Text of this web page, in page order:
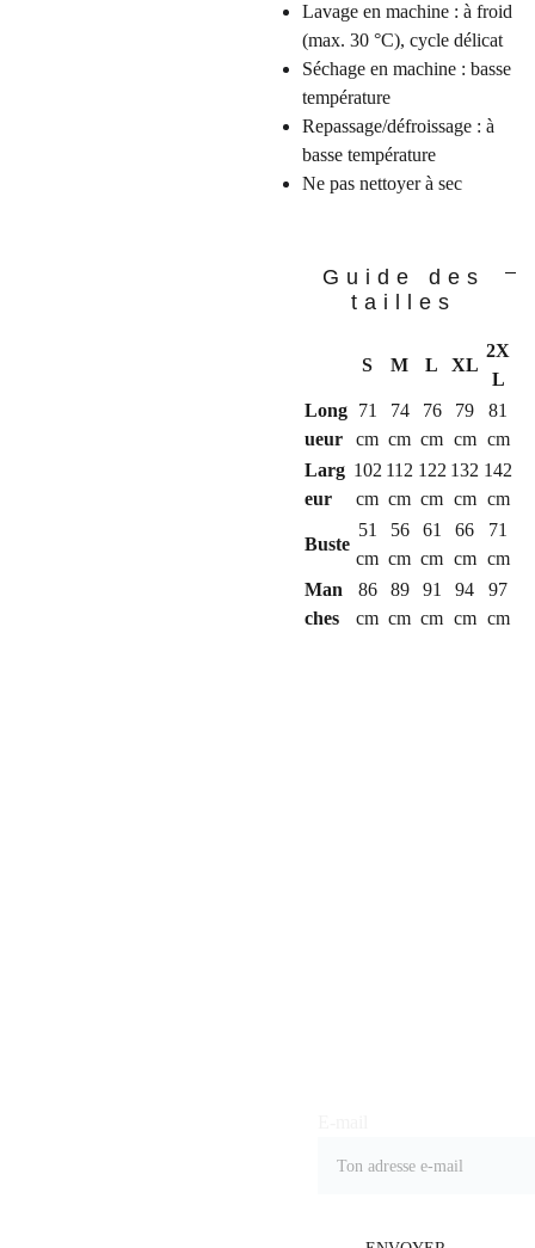
Lavage en machine : à froid
(max. 30 °C), cycle délicat
Séchage en machine : basse
température
Repassage/défroissage : à
basse température
Ne pas nettoyer à sec
Guide des
tailles
S M L XL
2X
L
Long
ueur
71
cm
74
cm
76
cm
79
cm
81
cm
Larg
eur
102
cm
112
cm
122
cm
132
cm
142
cm
Buste
51
cm
56
cm
61
cm
66
cm
71
cm
Man
ches
86
cm
89
cm
91
cm
94
cm
97
cm